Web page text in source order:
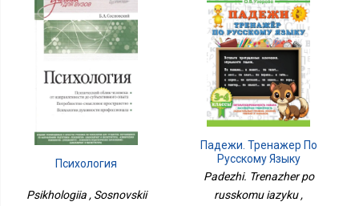
Психология
Psikhologiia , Sosnovskii
Падежи. Тренажер По
Русскому Языку
Padezhi. Trenazher po
russkomu iazyku ,